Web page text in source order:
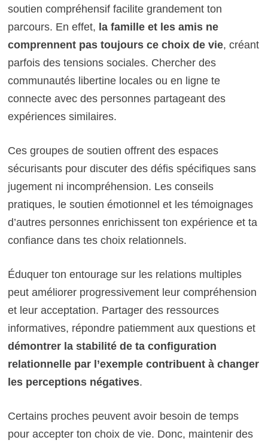
soutien compréhensif facilite grandement ton
parcours. En effet, la famille et les amis ne
comprennent pas toujours ce choix de vie, créant
parfois des tensions sociales. Chercher des
communautés libertine locales ou en ligne te
connecte avec des personnes partageant des
expériences similaires.
Ces groupes de soutien offrent des espaces
sécurisants pour discuter des défis spécifiques sans
jugement ni incompréhension. Les conseils
pratiques, le soutien émotionnel et les témoignages
d’autres personnes enrichissent ton expérience et ta
confiance dans tes choix relationnels.
Éduquer ton entourage sur les relations multiples
peut améliorer progressivement leur compréhension
et leur acceptation. Partager des ressources
informatives, répondre patiemment aux questions et
démontrer la stabilité de ta configuration
relationnelle par l’exemple contribuent à changer
les perceptions négatives.
Certains proches peuvent avoir besoin de temps
pour accepter ton choix de vie. Donc, maintenir des